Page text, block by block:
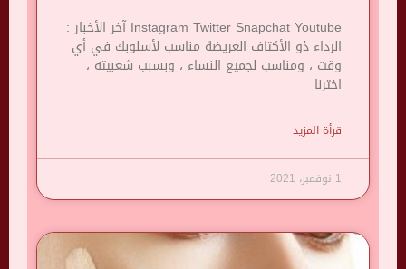
Instagram Twitter Snapchat Youtube آخر الأخبار :
الرداء ذو ​​الأكتاف العريضة مناسب لأسلوبك في أي
وقت ، ومناسب لجميع النساء ، وبسبب شعبيته ،
اخترنا
قرأة المزيد
1 نوفمبر، 2021